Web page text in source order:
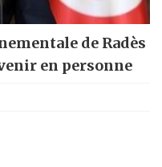
de Radès
en personne